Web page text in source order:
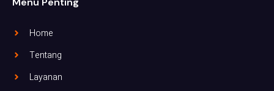
Home
Tentang
Layanan